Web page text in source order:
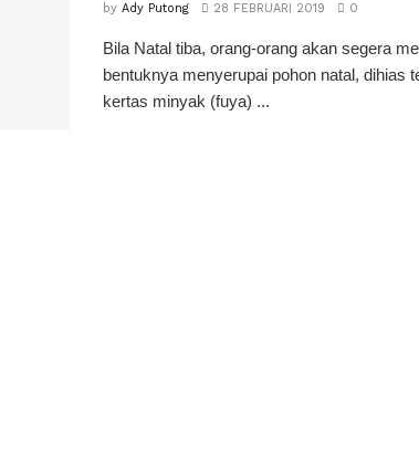
by Ady Putong 28 FEBRUARI 2019 0
Bila Natal tiba, orang-orang akan segera
bentuknya menyerupai pohon natal, dihias
kertas minyak (fuya) ...